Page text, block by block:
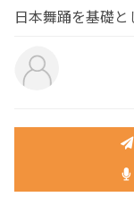
日本舞踊を基礎